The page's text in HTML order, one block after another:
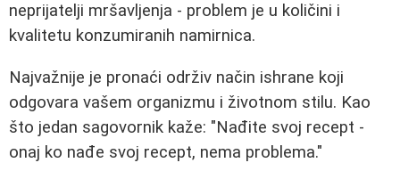
neprijatelji mršavljenja - problem je u količini i
kvalitetu konzumiranih namirnica.
Najvažnije je pronaći održiv način ishrane koji
odgovara vašem organizmu i životnom stilu. Kao
što jedan sagovornik kaže: "Nađite svoj recept -
onaj ko nađe svoj recept, nema problema."